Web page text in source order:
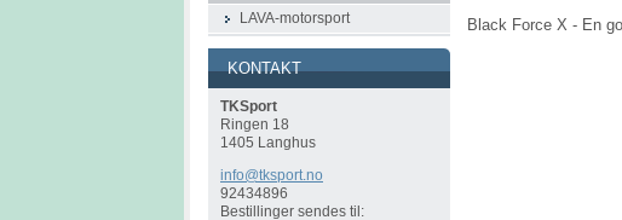
Black Force X - En
LAVA-motorsport
KONTAKT
TKSport
Ringen 18
1405 Langhus
info@tksport.no
92434896
Bestillinger sendes til: